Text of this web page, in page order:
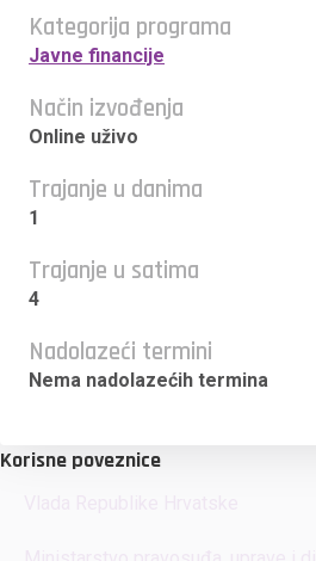
Kategorija programa
Javne financije
Način izvođenja
Online uživo
Trajanje u danima
1
Trajanje u satima
4
Nadolazeći termini
Nema nadolazećih termina
Korisne poveznice